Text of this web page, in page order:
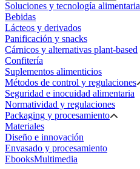
Soluciones y tecnología alimentaria
Bebidas
Lácteos y derivados
Panificación y snacks
Cárnicos y alternativas plant-based
Confitería
Suplementos alimenticios
Métodos de control y regulaciones
Seguridad e inocuidad alimentaria
Normatividad y regulaciones
Packaging y procesamiento
Materiales
Diseño e innovación
Envasado y procesamiento
EbooksMultimedia